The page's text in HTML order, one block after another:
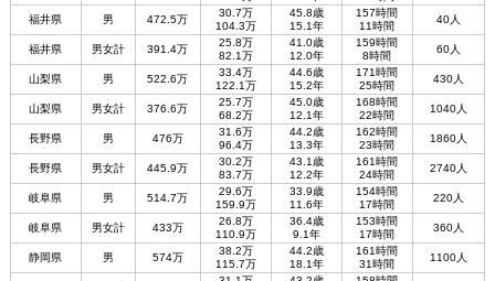
福井県
男 472.5万
30.7万
104.3万
45.8歳
15.1年
157時間
11時間
40人
福井県 男女計 391.4万
25.8万
82.1万
41.0歳
12.0年
159時間
8時間
60人
山梨県 男 522.6万
33.4万
122.1万
44.6歳
15.2年
171時間
25時間
430人
山梨県 男女計 376.6万
25.7万
68.2万
45.0歳
12.1年
168時間
22時間
1040人
長野県 男 476万
31.6万
96.4万
44.2歳
13.3年
162時間
23時間
1860人
長野県 男女計 445.9万
30.2万
83.7万
43.1歳
12.2年
161時間
24時間
2740人
岐阜県 男 514.7万
29.6万
159.9万
33.9歳
11.6年
154時間
17時間
220人
岐阜県 男女計 433万
26.8万
110.9万
36.4歳
9.1年
153時間
17時間
360人
静岡県 男 574万
38.2万
115.7万
44.2歳
18.1年
161時間
31時間
1100人